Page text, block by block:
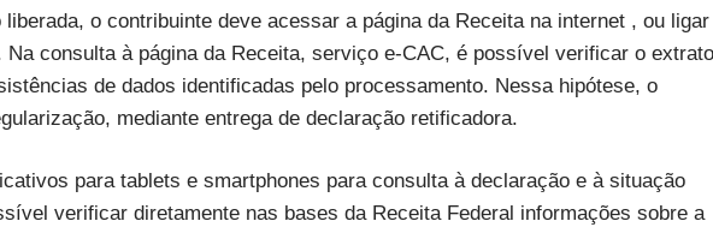
o contribuinte deve acessar a página da Receita na internet , ou ligar
Na consulta à página da Receita, serviço e-CAC, é possível verificar o extrato
de dados identificadas pelo processamento. Nessa hipótese, o
mediante entrega de declaração retificadora.
para tablets e smartphones para consulta à declaração e à situação
verificar diretamente nas bases da Receita Federal informações sobre a